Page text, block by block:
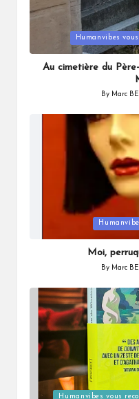
in
Humanvibes
Au cimetière du
Posted
By Marc
in
Moi,
Posted
By Marc
PostedHumanvibes vous